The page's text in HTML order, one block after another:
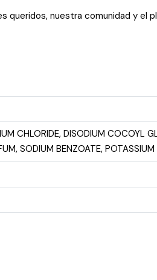
queridos, nuestra comunidad y el
CHLORIDE, DISODIUM COCOYL
SODIUM BENZOATE,